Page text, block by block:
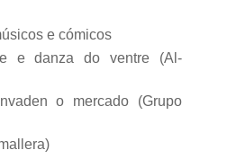
e cómicos
e danza do ventre (Al-
o mercado (Grupo